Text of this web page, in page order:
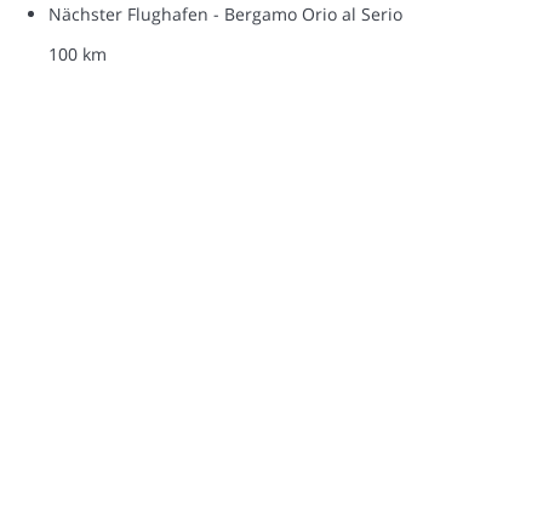
Nächster Flughafen - Bergamo Orio al Serio
100 km